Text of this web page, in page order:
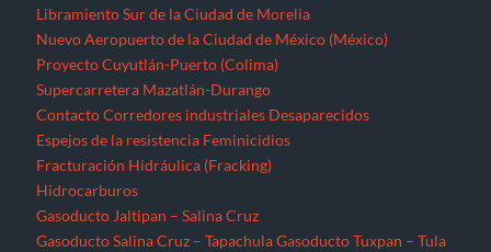
Libramiento Sur de la Ciudad de Morelia
Nuevo Aeropuerto de la Ciudad de México (México)
Proyecto Cuyutlán-Puerto (Colima)
Supercarretera Mazatlán-Durango
Contacto Corredores industriales Desaparecidos
Espejos de la resistencia Feminicidios
Fracturación Hidráulica (Fracking)
Hidrocarburos
Gasoducto Jaltipan – Salina Cruz
Gasoducto Salina Cruz – Tapachula Gasoducto Tuxpan – Tula